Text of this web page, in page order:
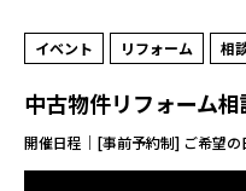
イベント リフォーム 相
中古物件リフォーム相
開催日程｜[事前予約制] ご希望の